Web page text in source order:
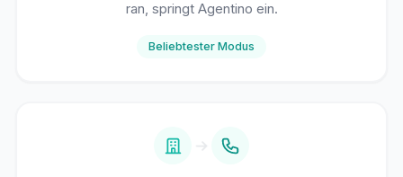
ran, springt Agentino ein.
Beliebtester Modus